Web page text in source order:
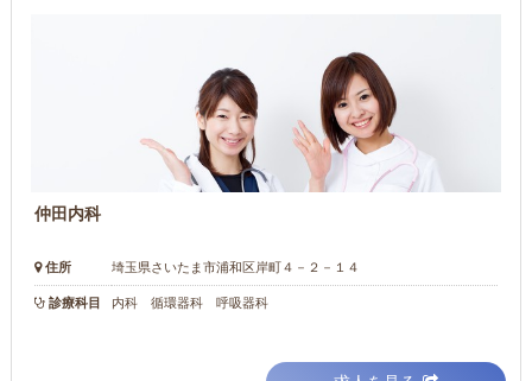
仲田内科
住所 埼玉県さいたま市浦和区岸町４－２－１４
診療科目 内科 循環器科 呼吸器科